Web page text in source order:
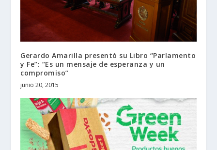
Gerardo Amarilla presentó su Libro “Parlamento
y Fe”: “Es un mensaje de esperanza y un
compromiso”
junio 20, 2015